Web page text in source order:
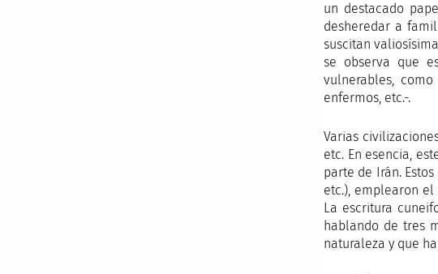
un destacado
desheredar a
suscitan
se observa que
vulnerables,
enfermos, etc.-.
Varias
etc. En esencia,
parte de Irán.
etc.), emplearon
La escritura
hablando de tres
naturaleza y que